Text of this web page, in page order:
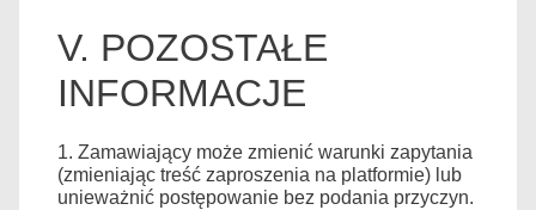
V. POZOSTAŁE
INFORMACJE
1. Zamawiający może zmienić warunki zapytania
(zmieniając treść zaproszenia na platformie) lub
unieważnić postępowanie bez podania przyczyn.